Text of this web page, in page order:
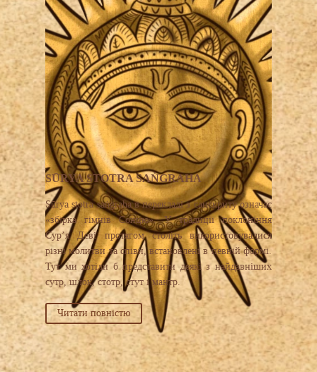
SŪRYA STOTRA SAṄGRAHA
Sūrya stotra saṅgraha в перекладі з санскриту означає
«збірка гімнів Сонцю». У традиції поклоніння
Сур’я Деві протягом століть використовувалися
різні молитви та співи, встановлені в певній формі.
Тут ми хотіли б представити деякі з найдавніших
сутр, шлок, стотр, стут і мантр.
Читати повністю